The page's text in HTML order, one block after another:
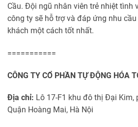
Cầu. Đội ngũ nhân viên trẻ nhiệt tình
công ty sẽ hỗ trợ và đáp ứng nhu
khách một cách tốt nhất.
===========
CÔNG TY CỔ PHẦN TỰ ĐỘNG HÓA
Địa chỉ: Lô 17-F1 khu đô thị Đại Kim,
Quận Hoàng Mai, Hà Nội